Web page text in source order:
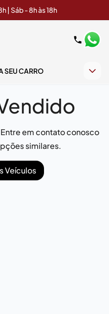
| Sáb - 8h às 18h
SEU CARRO
em contato conosco
similares.
Veículos